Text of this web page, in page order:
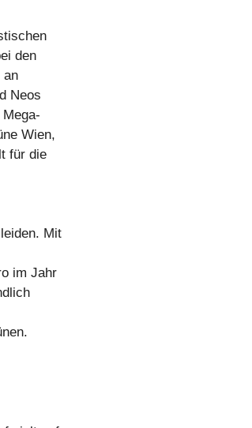
den
an
Neos
Wien,
für die
Mit
im Jahr